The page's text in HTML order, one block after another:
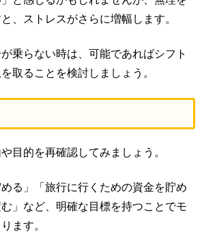
、ストレスがさらに増幅します。
乗らない時は、可能であればシフト
取ることを検討しましょう。
目的を再確認してみましょう。
る」「旅行に行くための資金を貯め
」など、明確な目標を持つことでモ
ます。